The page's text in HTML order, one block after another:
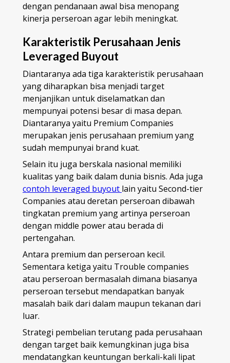
dengan pendanaan awal bisa menopang
kinerja perseroan agar lebih meningkat.
Karakteristik Perusahaan Jenis
Leveraged Buyout
Diantaranya ada tiga karakteristik perusahaan
yang diharapkan bisa menjadi target
menjanjikan untuk diselamatkan dan
mempunyai potensi besar di masa depan.
Diantaranya yaitu Premium Companies
merupakan jenis perusahaan premium yang
sudah mempunyai brand kuat.
Selain itu juga berskala nasional memiliki
kualitas yang baik dalam dunia bisnis. Ada juga
contoh leveraged buyout lain yaitu Second-tier
Companies atau deretan perseroan dibawah
tingkatan premium yang artinya perseroan
dengan middle power atau berada di
pertengahan.
Antara premium dan perseroan kecil.
Sementara ketiga yaitu Trouble companies
atau perseroan bermasalah dimana biasanya
perseroan tersebut mendapatkan banyak
masalah baik dari dalam maupun tekanan dari
luar.
Strategi pembelian terutang pada perusahaan
dengan target baik kemungkinan juga bisa
mendatangkan keuntungan berkali-kali lipat